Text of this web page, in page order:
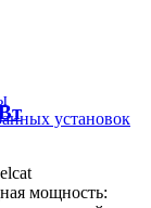
установок
мощность: